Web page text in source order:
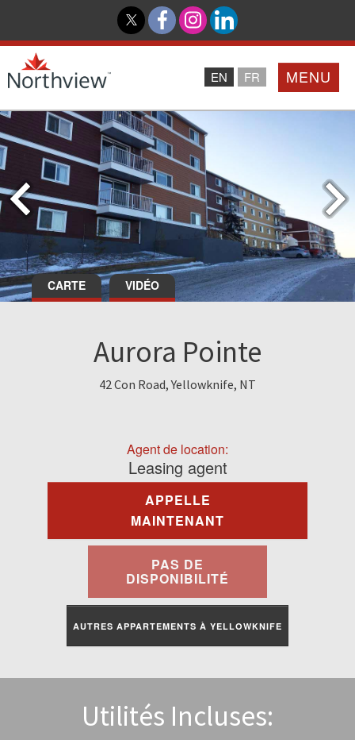
MENU
EN FR
Accueil
Partenaires
Northview PROMISE
Investisseurs
À Louer
Contactez-Nous
Portail Des Résidents
CARTE VIDÉO
Aurora Pointe
42 Con Road, Yellowknife, NT
Agent de location:
Leasing agent
APPELLE
MAINTENANT
PAS DE
DISPONIBILITÉ
AUTRES APPARTEMENTS À YELLOWKNIFE
Utilités Incluses: